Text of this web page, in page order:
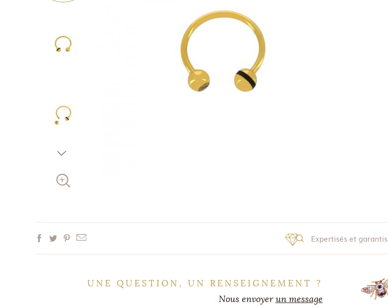
Expertisés et garantis
UNE QUESTION, UN RENSEIGNEMENT ?
Nous envoyerun message